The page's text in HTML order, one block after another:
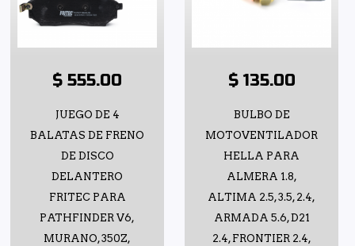
$ 555.00
JUEGO DE 4
BALATAS DE FRENO
DE DISCO
DELANTERO
FRITEC PARA
PATHFINDER V6,
MURANO, 350Z,
$ 135.00
BULBO DE
MOTOVENTILADOR
HELLA PARA
ALMERA 1.8,
ALTIMA 2.5, 3.5, 2.4,
ARMADA 5.6, D21
2.4, FRONTIER 2.4,